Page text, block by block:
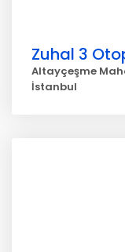
Zuhal 3
Altayçeşme
İstanbul